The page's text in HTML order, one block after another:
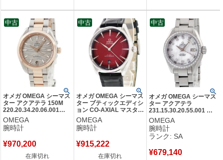
オメガ OMEGA シーマス
ター アクアテラ 150M
220.20.34.20.06.001
K18PG×SS アゲートグ
レー レディース 腕時計
自動巻き グレー 【中
OMEGA
腕時計
¥970,200
在庫切れ
中古
オメガ OMEGA シーマス
ター ブティックエディシ
ョン CO-AXIAL マスター
クロノメーター
511.13.40.20.11.002 メ
ンズ 腕時計自動巻き レ
OMEGA
腕時計
¥915,222
在庫切れ
中古
オメガ OMEGA シーマス
ター アクアテラ
231.15.30.20.55.001 新
品同様 純正ダイヤ ホワイ
ト シェル レディース 腕
時計自動巻き ホワイト
【中古】新品同様品
OMEGA
腕時計
ランク: SA
¥679,140
中古